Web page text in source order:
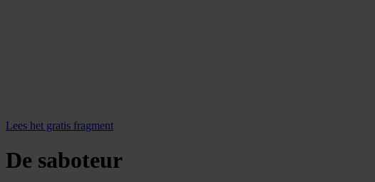
Lees het gratis fragment
De saboteur